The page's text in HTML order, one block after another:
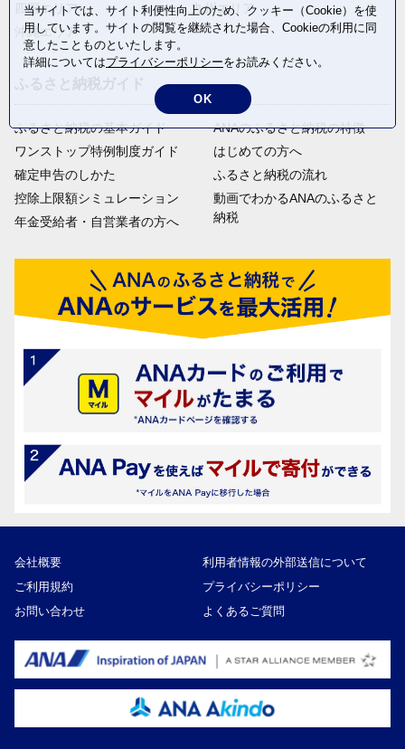
防災・危機管理分野
・防災パトロール用品購入　など
11
・景観まちづくりの普及・啓発
・鉄道の連続立体化の促進
・歩道・自転車道の整備
・公園の整備　など
12
ボランティア支援
ボランティア・NPO団体等が実施する事業への財政的支援
区政全般に活用します
四国エリア
沖縄エリア
九州エリア
ふるさと納税の基本ガイド
ワンストップ特例制度ガイド
確定申告のしかた
控除上限額シミュレーション
年金受給者・自営業者の方へ
ANAのふるさと納税の特徴
はじめての方へ
ふるさと納税の流れ
動画でわかるANAのふるさと
納税
会社概要
利用者情報の外部送信について
ご利用規約
プライバシーポリシー
お問い合わせ
よくあるご質問
当サイトでは、サイト利便性向上のため、クッキー（Cookie）を使
用しています。サイトの閲覧を継続された場合、Cookieの利用に同
意したことものといたします。
詳細についてはプライバシーポリシーをお読みください。
OK